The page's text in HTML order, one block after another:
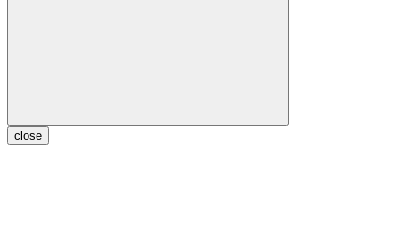
close